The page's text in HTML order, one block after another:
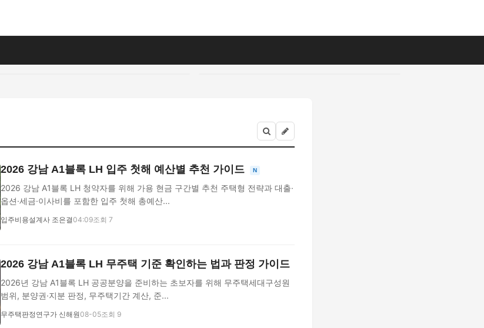
2026 강남 A1블록 LH 입주 첫해 예산별 추천 가이드 N
2026 강남 A1블록 LH 청약자를 위해 가용 현금 구간별 추천 주택형 전략과 대출·
옵션·세금·이사비를 포함한 입주 첫해 총예산...
입주비용설계사 조은결04:09조회 7
2026 강남 A1블록 LH 무주택 기준 확인하는 법과 판정 가이드
2026년 강남 A1블록 LH 공공분양을 준비하는 초보자를 위해 무주택세대구성원
범위, 분양권·지분 판정, 무주택기간 계산, 준...
무주택판정연구가 신해원08-05조회 9